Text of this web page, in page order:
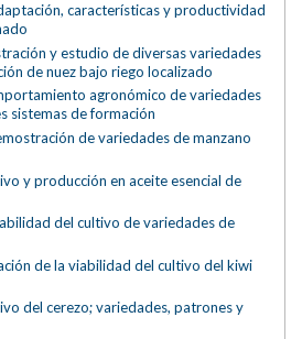
características y productividad
y estudio de diversas variedades
de nuez bajo riego localizado
agronómico de variedades
sistemas de formación
de variedades de manzano
y producción en aceite esencial de
del cultivo de variedades de
de la viabilidad del cultivo del kiwi
del cerezo; variedades, patrones y